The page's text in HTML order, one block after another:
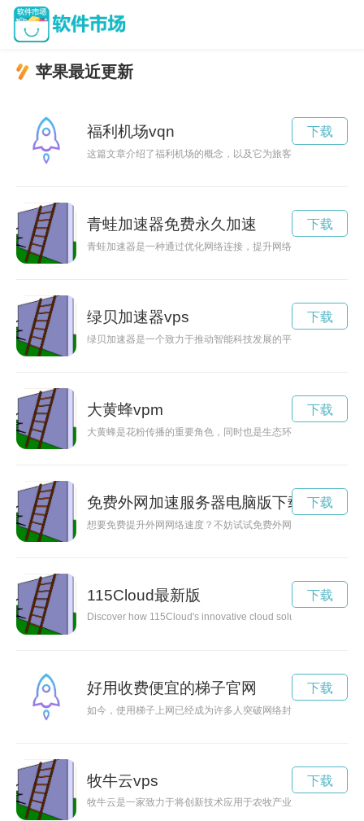
苹果最近更新
福利机场vqn
这篇文章介绍了福利机场的概念，以及它为旅客提供的贴心关怀
下载
青蛙加速器免费永久加速
青蛙加速器是一种通过优化网络连接，提升网络速度的设备。
下载
绿贝加速器vps
绿贝加速器是一个致力于推动智能科技发展的平台，为创新企
下载
大黄蜂vpm
大黄蜂是花粉传播的重要角色，同时也是生态环境中不可或缺
下载
免费外网加速服务器电脑版下载
想要免费提升外网网络速度？不妨试试免费外网加速服务器，
下载
115Cloud最新版
Discover how 115Cloud's innovative cloud solutions can
下载
好用收费便宜的梯子官网
如今，使用梯子上网已经成为许多人突破网络封锁的必备工具
下载
牧牛云vps
牧牛云是一家致力于将创新技术应用于农牧产业的数字平台，
下载